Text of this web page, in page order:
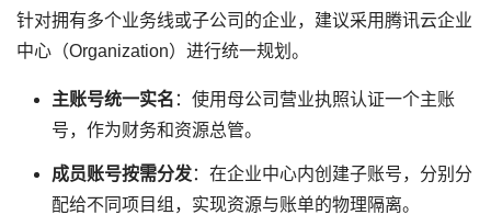
针对拥有多个业务线或子公司的企业，建议采用腾讯云企业
中心（Organization）进行统一规划。
主账号统一实名 ：使用母公司营业执照认证一个主账
号，作为财务和资源总管。
成员账号按需分发：在企业中心内创建子账号，分别分
配给不同项目组，实现资源与账单的物理隔离。